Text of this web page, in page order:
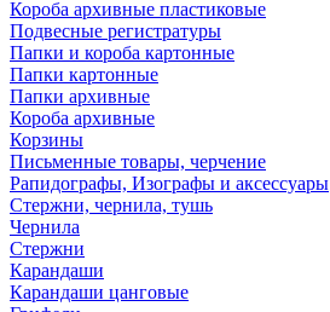
Короба архивные пластиковые
Подвесные регистратуры
Папки и короба картонные
Папки картонные
Папки архивные
Короба архивные
Корзины
Письменные товары, черчение
Рапидографы, Изографы и аксессуары
Стержни, чернила, тушь
Чернила
Стержни
Карандаши
Карандаши цанговые